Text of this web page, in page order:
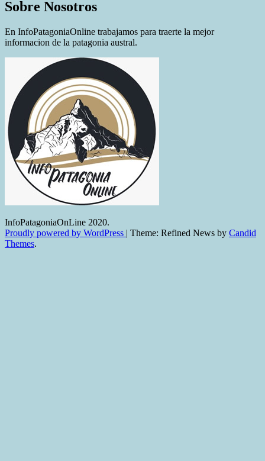
Sobre Nosotros
En InfoPatagoniaOnline trabajamos para traerte la mejor
informacion de la patagonia austral.
InfoPatagoniaOnLine 2020.
Proudly powered by WordPress | Theme: Refined News by Candid
Themes.